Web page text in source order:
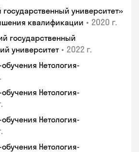
государственный университет»
квалификации • 2020 г.
государственный
университет • 2022 г.
Нетология-
Нетология-
Нетология-
Нетология-